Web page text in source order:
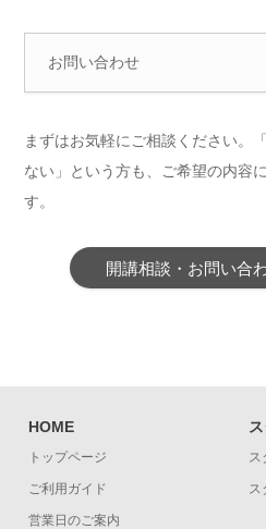
お問い合わせ
まずはお気軽にご相談ください。
ない」という方も、ご希望の内容
す。
開講相談・お問い合
HOME
トップページ
ご利用ガイド
営業日のご案内
ス
ス